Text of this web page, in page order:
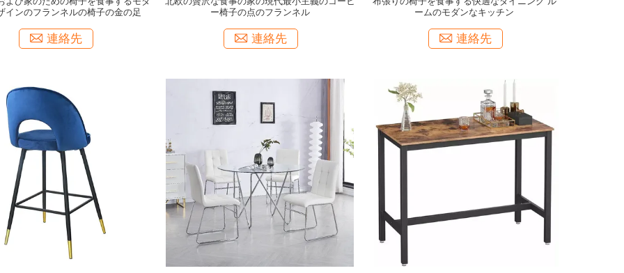
インのフランネルの椅子の金の足
連絡先
ー椅子の点のフランネル
連絡先
ームのモダンなキッチン
連絡先